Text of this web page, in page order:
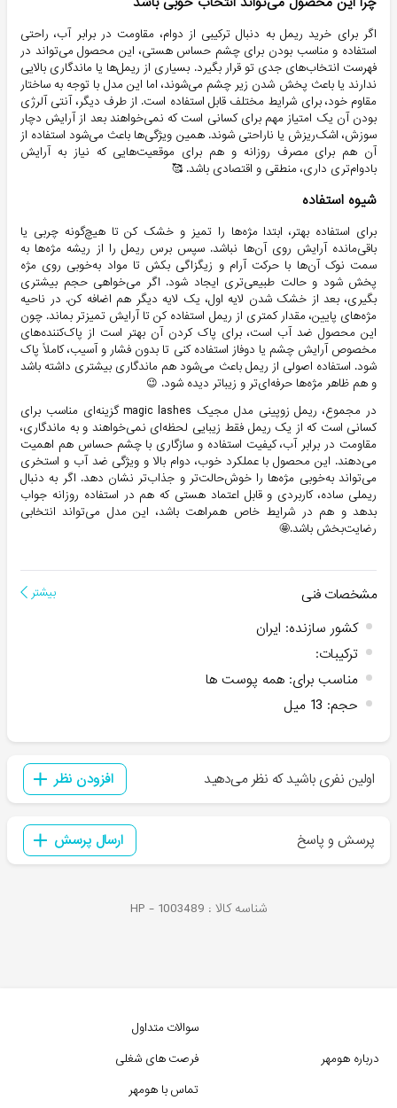
اگر برای خرید ریمل به دنبال ترکیبی از دوام، مقاومت در برابر آب، راحتی
استفاده و مناسب بودن برای چشم حساس هستی، این محصول می‌تواند در
فهرست انتخاب‌های جدی تو قرار بگیرد. بسیاری از ریمل‌ها یا ماندگاری بالایی
ندارند یا باعث پخش شدن زیر چشم می‌شوند، اما این مدل با توجه به ساختار
مقاوم خود، برای شرایط مختلف قابل استفاده است. از طرف دیگر، آنتی آلرژی
بودن آن یک امتیاز مهم برای کسانی است که نمی‌خواهند بعد از آرایش دچار
سوزش، اشک‌ریزش یا ناراحتی شوند. همین ویژگی‌ها باعث می‌شود استفاده از
آن هم برای مصرف روزانه و هم برای موقعیت‌هایی که نیاز به آرایش
بادوام‌تری داری، منطقی و اقتصادی باشد. 🥰
شیوه استفاده
برای استفاده بهتر، ابتدا مژه‌ها را تمیز و خشک کن تا هیچ‌گونه چربی یا
باقی‌مانده آرایش روی آن‌ها نباشد. سپس برس ریمل را از ریشه مژه‌ها به
سمت نوک آن‌ها با حرکت آرام و زیگزاگی بکش تا مواد به‌خوبی روی مژه
پخش شود و حالت طبیعی‌تری ایجاد شود. اگر می‌خواهی حجم بیشتری
بگیری، بعد از خشک شدن لایه اول، یک لایه دیگر هم اضافه کن. در ناحیه
مژه‌های پایین، مقدار کمتری از ریمل استفاده کن تا آرایش تمیزتر بماند. چون
این محصول ضد آب است، برای پاک کردن آن بهتر است از پاک‌کننده‌های
مخصوص آرایش چشم یا دوفاز استفاده کنی تا بدون فشار و آسیب، کاملاً پاک
شود. استفاده اصولی از ریمل باعث می‌شود هم ماندگاری بیشتری داشته باشد
و هم ظاهر مژه‌ها حرفه‌ای‌تر و زیباتر دیده شود. 😉
در مجموع، ریمل زوپینی مدل مجیک magic lashes گزینه‌ای مناسب برای
کسانی است که از یک ریمل فقط زیبایی لحظه‌ای نمی‌خواهند و به ماندگاری،
مقاومت در برابر آب، کیفیت استفاده و سازگاری با چشم حساس هم اهمیت
می‌دهند. این محصول با عملکرد خوب، دوام بالا و ویژگی ضد آب و استخری
می‌تواند به‌خوبی مژه‌ها را خوش‌حالت‌تر و جذاب‌تر نشان دهد. اگر به دنبال
ریملی ساده، کاربردی و قابل اعتماد هستی که هم در استفاده روزانه جواب
بدهد و هم در شرایط خاص همراهت باشد، این مدل می‌تواند انتخابی
رضایت‌بخش باشد.🤩
مشخصات فنی بیشتر
کشور سازنده: ایران
ترکیبات:
مناسب برای: همه پوست ها
حجم: 13 میل
اولین نفری باشید که نظر می‌دهید افزودن نظر
پرسش و پاسخ ارسال پرسش
شناسه کالا : HP - 1003489
درباره هومهر
سوالات متداول
فرصت های شغلی
تماس با هومهر